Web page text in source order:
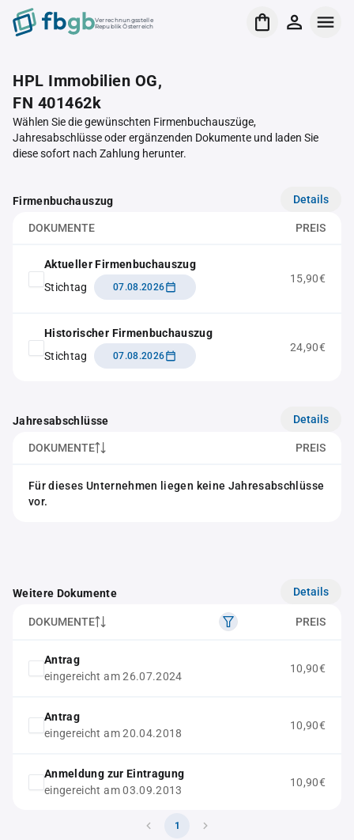
Verrechnungsstelle
Republik Österreich
HPL Immobilien OG,
FN 401462k
Wählen Sie die gewünschten Firmenbuchauszüge,
Jahresabschlüsse oder ergänzenden Dokumente und laden Sie
diese sofort nach Zahlung herunter.
Firmenbuchauszug Details
DOKUMENTE PREIS
Aktueller Firmenbuchauszug
Stichtag
07.08.2026
15,90€
Historischer Firmenbuchauszug
Stichtag
07.08.2026
24,90€
Jahresabschlüsse Details
DOKUMENTE PREIS
Für dieses Unternehmen liegen keine Jahresabschlüsse
vor.
Weitere Dokumente Details
DOKUMENTE PREIS
Antrag
eingereicht am 26.07.2024
10,90€
Antrag
eingereicht am 20.04.2018
10,90€
Anmeldung zur Eintragung
eingereicht am 03.09.2013
10,90€
1